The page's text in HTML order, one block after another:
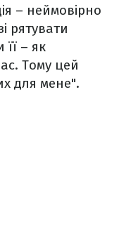
– неймовірно
рятувати
– як
Тому цей
для мене".